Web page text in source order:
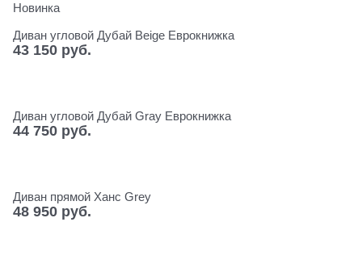
Новинка
Диван угловой Дубай Beige Еврокнижка
43 150 руб.
Диван угловой Дубай Gray Еврокнижка
44 750 руб.
Диван прямой Ханс Grey
48 950 руб.